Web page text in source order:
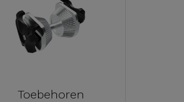
Toebehoren